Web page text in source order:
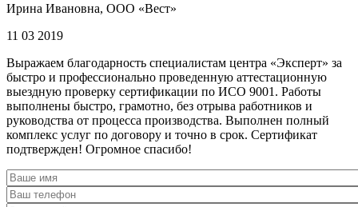
Ирина Ивановна, ООО «Вест»
11 03 2019
Выражаем благодарность специалистам центра «Эксперт» за
быстро и профессионально проведенную аттестационную
выездную проверку сертификации по ИСО 9001. Работы
выполнены быстро, грамотно, без отрыва работников и
руководства от процесса производства. Выполнен полный
комплекс услуг по договору и точно в срок. Сертификат
подтвержден! Огромное спасибо!